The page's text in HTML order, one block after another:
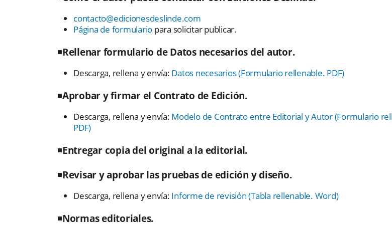
contacto@edicionesdeslinde.com
Página de formulario para solicitar publicar.
◾Rellenar formulario de Datos necesarios del autor.
Descarga, rellena y envía: Datos necesarios (Formulario rellenable. PDF)
◾Aprobar y firmar el Contrato de Edición.
Descarga, rellena y envía: Modelo de Contrato entre Editorial y Autor (Formulario
PDF)
◾Entregar copia del original a la editorial.
◾Revisar y aprobar las pruebas de edición y diseño.
Descarga, rellena y envía: Informe de revisión (Tabla rellenable. Word)
◾Normas editoriales.